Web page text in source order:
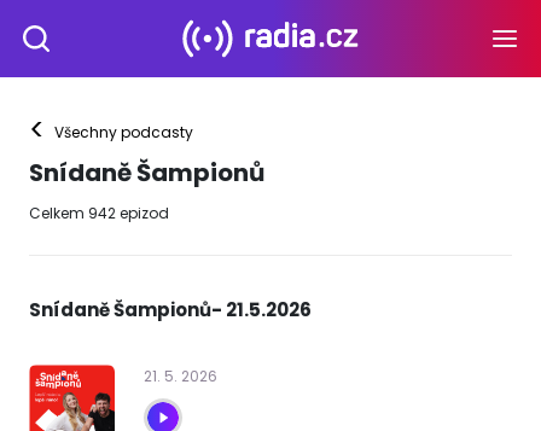
< Všechny podcasty
Snídaně Šampionů
Celkem 942epizod
Snídaně Šampionů- 21.5.2026
21. 5. 2026